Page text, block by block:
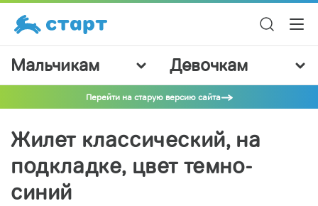
Мальчикам Девочкам
Перейти на старую версию сайта
Жилет классический, на
подкладке, цвет темно-
синий